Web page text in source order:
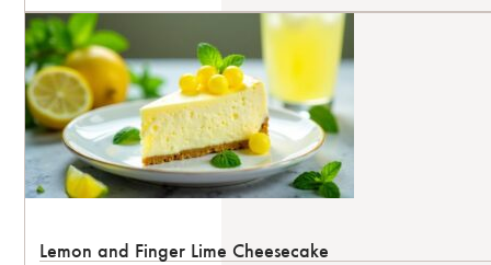
Lemon and Finger Lime Cheesecake